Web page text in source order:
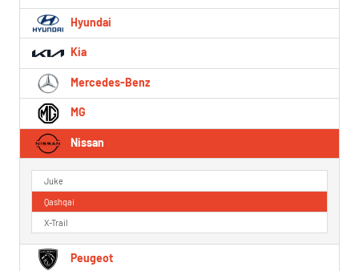
Hyundai
Kia
Mercedes-Benz
MG
Nissan
Juke
Qashqai
X-Trail
Peugeot